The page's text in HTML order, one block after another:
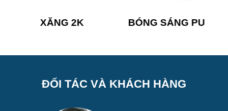
XĂNG 2K BÓNG SÁNG PU
ĐỐI TÁC VÀ KHÁCH HÀNG